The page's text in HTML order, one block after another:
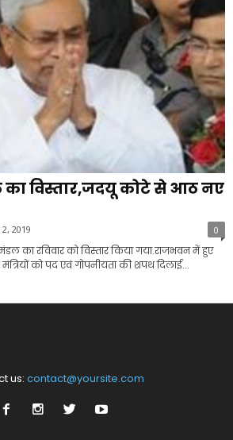
का विस्तार,जदयू कोटे से आठ नए
2, 2019 0
का रविवार को विस्तार किया गया.राजभवन में हुए
को पद एवं गोपनीयता की शपथ दिलाई...
us: contact@yoursite.com